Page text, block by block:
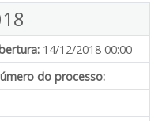
14/12/2018 00:00
do processo: